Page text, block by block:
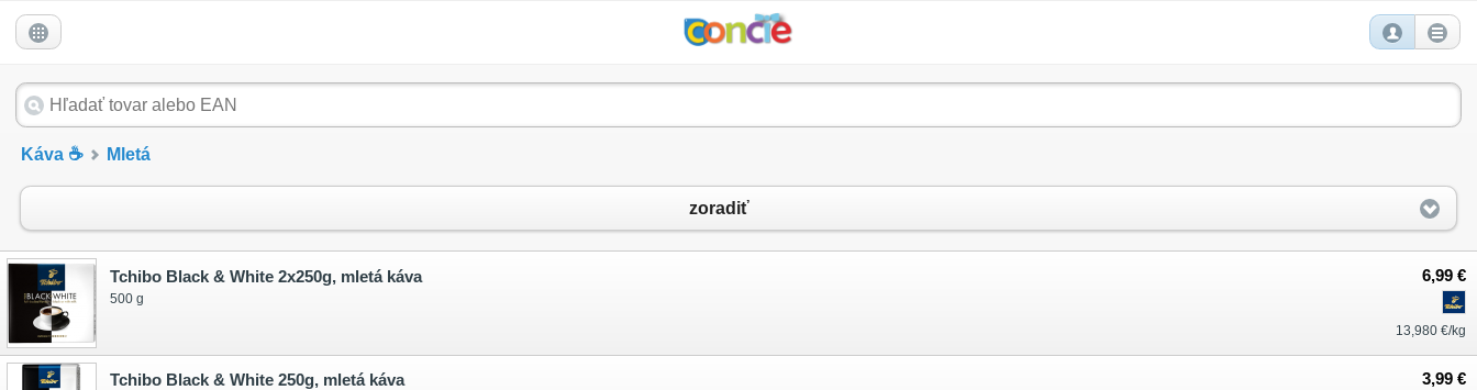
Káva ☕ Mletá
zoradiť
6,99 €
13,980 €/kg
Tchibo Black & White 2x250g, mletá káva
500 g
3,99 €
Tchibo Black & White 250g, mletá káva